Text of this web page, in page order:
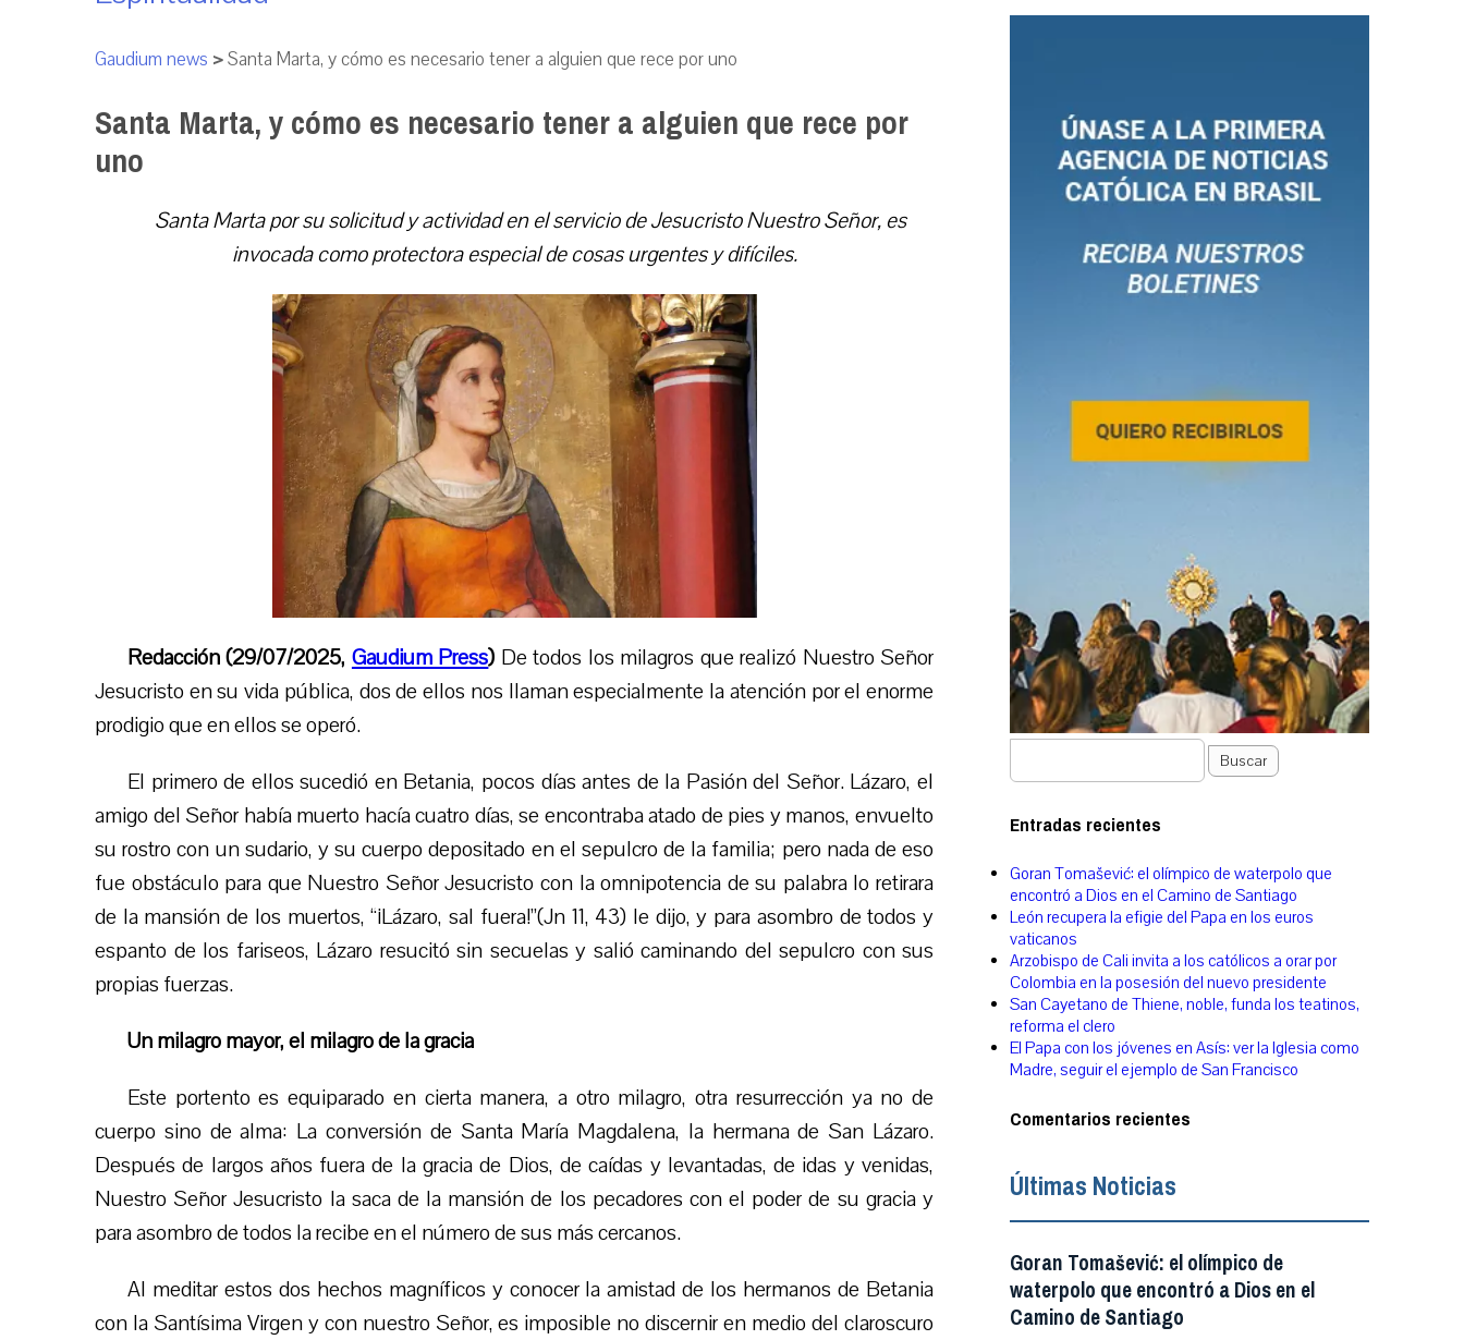
Gaudium news >Santa Marta, y cómo es necesario tener a alguien que rece por uno
Santa Marta, y cómo es necesario tener a alguien que rece por
uno
Santa Marta por su solicitud y actividad en el servicio de Jesucristo Nuestro Señor, es
invocada como protectora especial de cosas urgentes y difíciles.
Redacción (29/07/2025, Gaudium Press) De todos los milagros que realizó Nuestro Señor
Jesucristo en su vida pública, dos de ellos nos llaman especialmente la atención por el enorme
prodigio que en ellos se operó.
El primero de ellos sucedió en Betania, pocos días antes de la Pasión del Señor. Lázaro, el
amigo del Señor había muerto hacía cuatro días, se encontraba atado de pies y manos, envuelto
su rostro con un sudario, y su cuerpo depositado en el sepulcro de la familia; pero nada de eso
fue obstáculo para que Nuestro Señor Jesucristo con la omnipotencia de su palabra lo retirara
de la mansión de los muertos, “¡Lázaro, sal fuera!”(Jn 11, 43) le dijo, y para asombro de todos y
espanto de los fariseos, Lázaro resucitó sin secuelas y salió caminando del sepulcro con sus
propias fuerzas.
Un milagro mayor, el milagro de la gracia
Este portento es equiparado en cierta manera, a otro milagro, otra resurrección ya no de
cuerpo sino de alma: La conversión de Santa María Magdalena, la hermana de San Lázaro.
Después de largos años fuera de la gracia de Dios, de caídas y levantadas, de idas y venidas,
Nuestro Señor Jesucristo la saca de la mansión de los pecadores con el poder de su gracia y
para asombro de todos la recibe en el número de sus más cercanos.
Al meditar estos dos hechos magníficos y conocer la amistad de los hermanos de Betania
con la Santísima Virgen y con nuestro Señor, es imposible no discernir en medio del claroscuro
Buscar
Entradas recientes
Goran Tomašević: el olímpico de waterpolo que
encontró a Dios en el Camino de Santiago
León recupera la efigie del Papa en los euros
vaticanos
Arzobispo de Cali invita a los católicos a orar por
Colombia en la posesión del nuevo presidente
San Cayetano de Thiene, noble, funda los teatinos,
reforma el clero
El Papa con los jóvenes en Asís: ver la Iglesia como
Madre, seguir el ejemplo de San Francisco
Comentarios recientes
Últimas Noticias
Goran Tomašević: el olímpico de
waterpolo que encontró a Dios en el
Camino de Santiago